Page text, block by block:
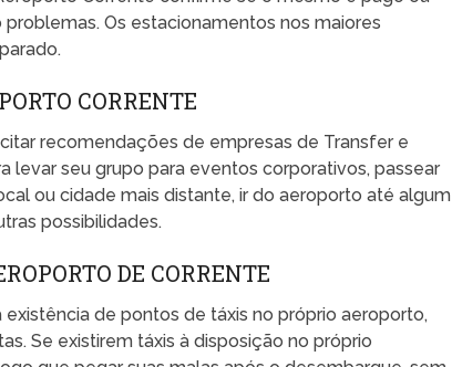
Os estacionamentos nos maiores
CORRENTE
recomendações de empresas de Transfer e
levar seu grupo para eventos corporativos, passear
ou cidade mais distante, ir do aeroporto até algum
possibilidades.
DE CORRENTE
de pontos de táxis no próprio aeroporto,
Se existirem táxis à disposição no próprio